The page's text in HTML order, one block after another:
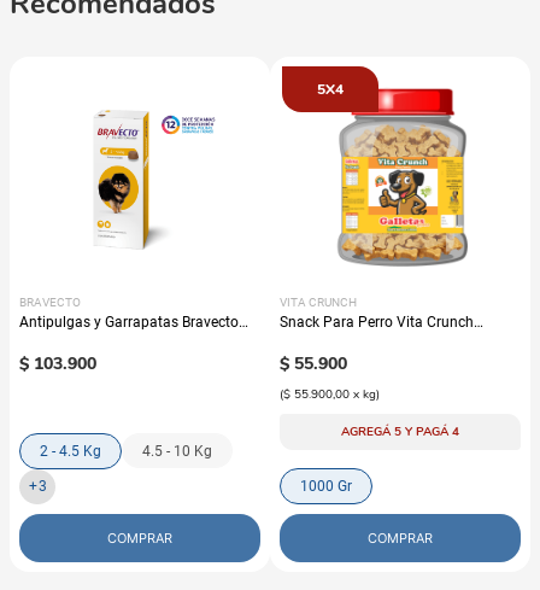
BRAVECTO
Antipulgas y Garrapatas Bravecto
$ 103.900
2 - 4.5 Kg 4.5 - 10 Kg
+3
COMPRAR
5X4
VITA CRUNCH
Snack Para Perro Vita Crunch
$ 55.900
($ 55.900,00 x kg)
AGREGÁ 5 Y PAGÁ 4
1000 Gr
COMPRAR